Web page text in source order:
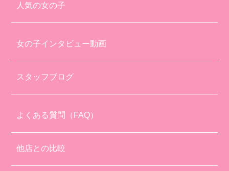
人気の女の子
女の子インタビュー動画
スタッフブログ
よくある質問（FAQ）
他店との比較